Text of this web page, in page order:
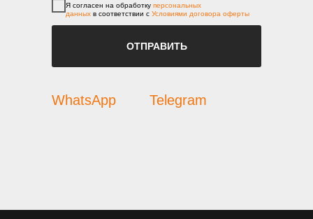
Я согласен на обработку персональных
данных в соответствии с Условиями договора оферты
ОТПРАВИТЬ
WhatsApp Telegram